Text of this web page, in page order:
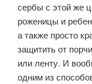
сербы с этой же
роженицы и
а также просто
защитить от
или ленту. И
одним из